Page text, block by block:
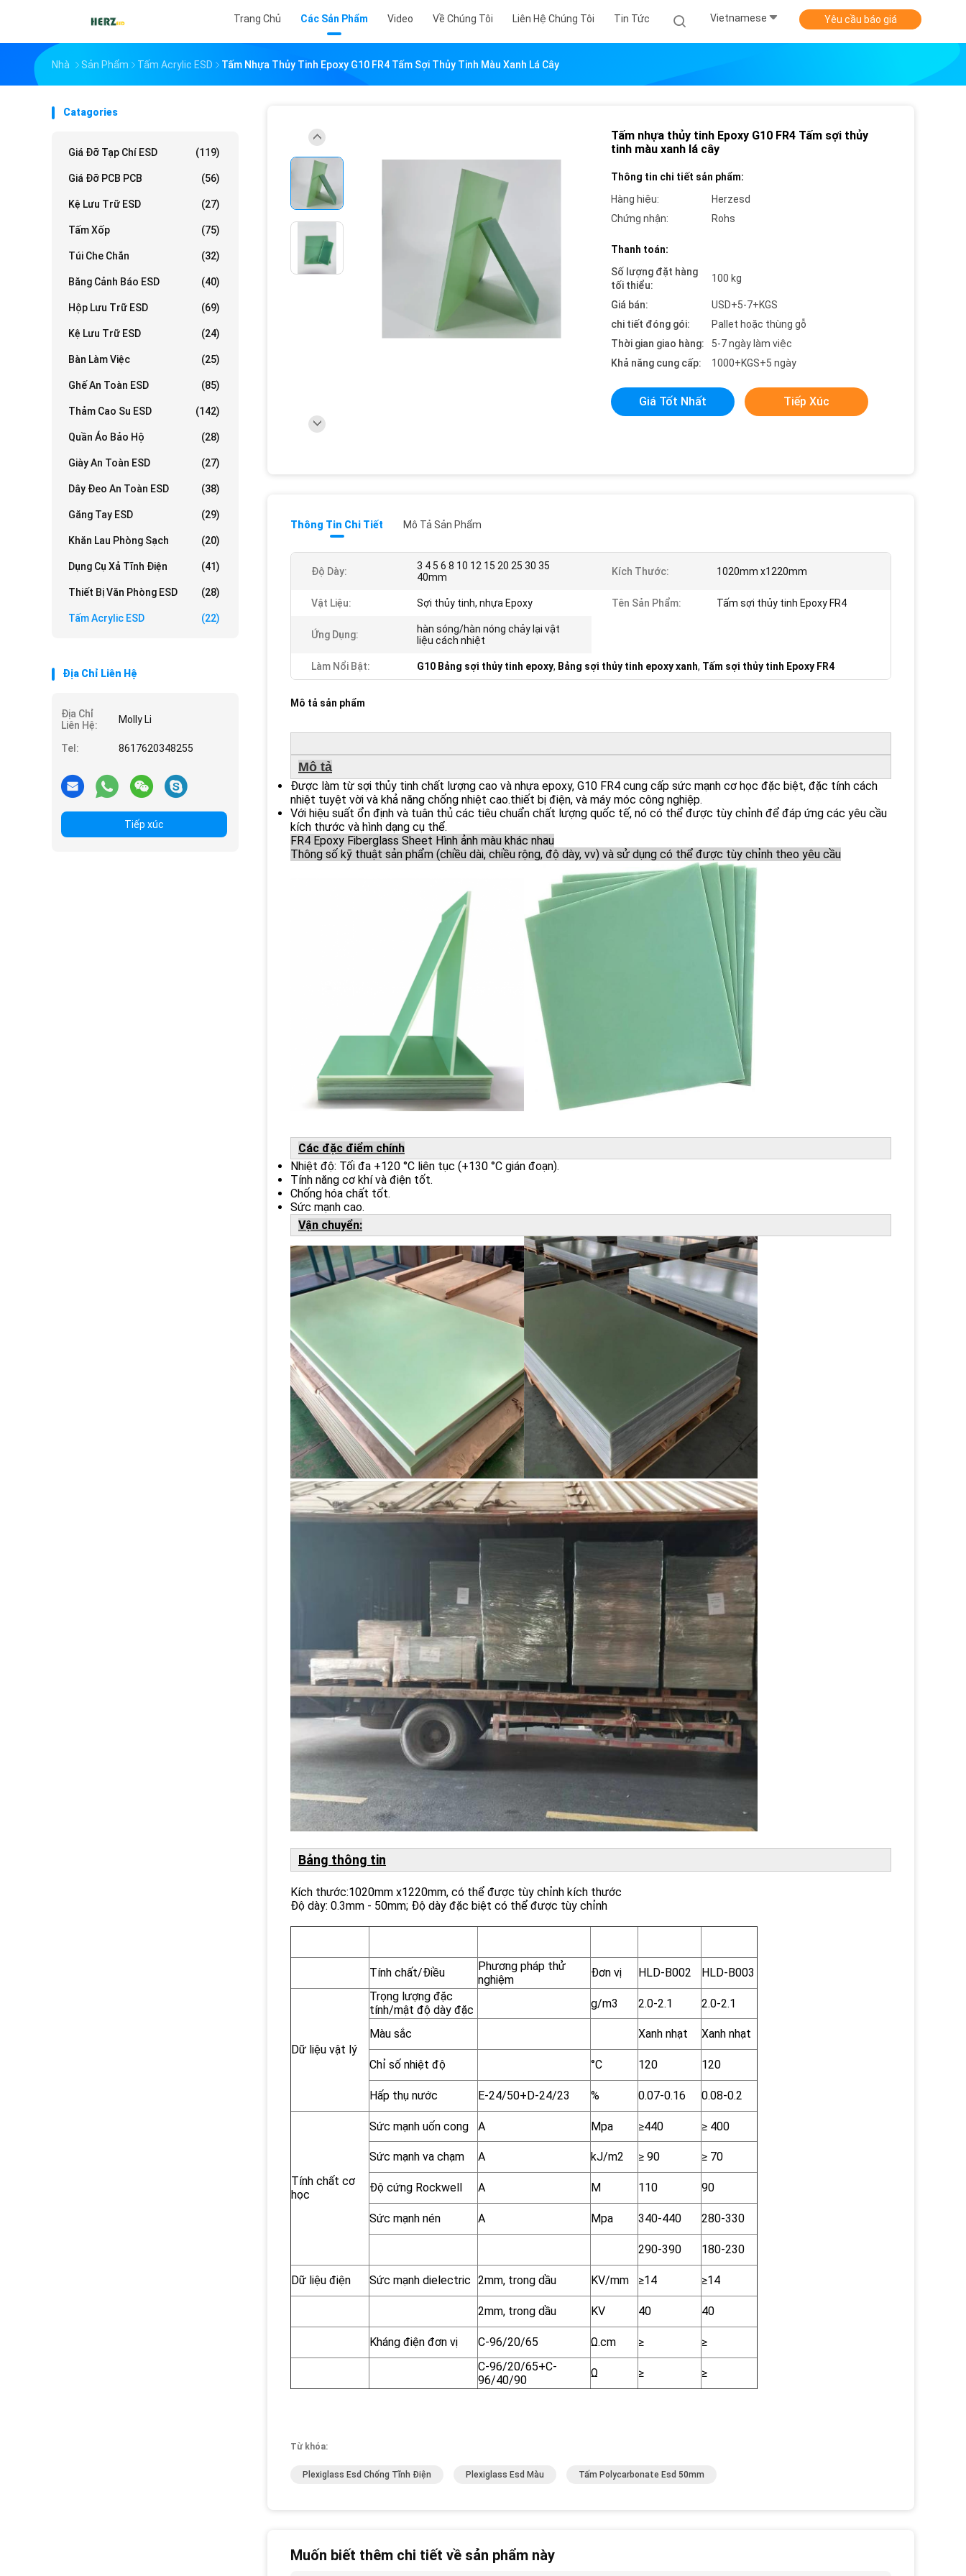
Trang Chủ Các Sản Phẩm Video Về Chúng Tôi Liên Hệ Chúng Tôi Tin Tức Vietnamese Yêu cầu báo giá
Nhà Sản Phẩm Tấm Acrylic ESD Tấm Nhựa Thủy Tinh Epoxy G10 FR4 Tấm Sợi Thủy Tinh Màu Xanh Lá Cây
Catagories
Giá Đỡ Tạp Chí ESD (119)
Giá Đỡ PCB PCB (56)
Kệ Lưu Trữ ESD (27)
Tấm Xốp (75)
Túi Che Chắn (32)
Băng Cảnh Báo ESD (40)
Hộp Lưu Trữ ESD (69)
Kệ Lưu Trữ ESD (24)
Bàn Làm Việc (25)
Ghế An Toàn ESD (85)
Thảm Cao Su ESD (142)
Quần Áo Bảo Hộ (28)
Giày An Toàn ESD (27)
Dây Đeo An Toàn ESD (38)
Găng Tay ESD (29)
Khăn Lau Phòng Sạch (20)
Dụng Cụ Xả Tĩnh Điện (41)
Thiết Bị Văn Phòng ESD (28)
Tấm Acrylic ESD (22)
Địa Chỉ Liên Hệ
Địa Chỉ
Liên Hệ:
Molly Li
Tel: 8617620348255
Tiếp xúc
Tấm nhựa thủy tinh Epoxy G10 FR4 Tấm sợi thủy
tinh màu xanh lá cây
Thông tin chi tiết sản phẩm:
Hàng hiệu:
Herzesd
Chứng nhận:
Rohs
Thanh toán:
Số lượng đặt hàng
tối thiểu:
100 kg
Giá bán:
USD+5-7+KGS
chi tiết đóng gói:
Pallet hoặc thùng gỗ
Thời gian giao hàng:
5-7 ngày làm việc
Khả năng cung cấp:
1000+KGS+5 ngày
Giá Tốt Nhất Tiếp Xúc
Thông Tin Chi Tiết Mô Tả Sản Phẩm
Độ Dày:
3 4 5 6 8 10 12 15 20 25 30 35
40mm
Kích Thước: 1020mm x1220mm
Vật Liệu: Sợi thủy tinh, nhựa Epoxy Tên Sản Phẩm: Tấm sợi thủy tinh Epoxy FR4
Ứng Dụng:
hàn sóng/hàn nóng chảy lại vật
liệu cách nhiệt
Làm Nổi Bật: G10 Bảng sợi thủy tinh epoxy, Bảng sợi thủy tinh epoxy xanh, Tấm sợi thủy tinh Epoxy FR4
Mô tả sản phẩm
Mô tả
Được làm từ sợi thủy tinh chất lượng cao và nhựa epoxy, G10 FR4 cung cấp sức mạnh cơ học đặc biệt, đặc tính cách
nhiệt tuyệt vời và khả năng chống nhiệt cao.thiết bị điện, và máy móc công nghiệp.
Với hiệu suất ổn định và tuân thủ các tiêu chuẩn chất lượng quốc tế, nó có thể được tùy chỉnh để đáp ứng các yêu cầu
kích thước và hình dạng cụ thể.
FR4 Epoxy Fiberglass Sheet Hình ảnh màu khác nhau
Thông số kỹ thuật sản phẩm (chiều dài, chiều rộng, độ dày, vv) và sử dụng có thể được tùy chỉnh theo yêu cầu
Các đặc điểm chính
Nhiệt độ: Tối đa +120 °C liên tục (+130 °C gián đoạn).
Tính năng cơ khí và điện tốt.
Chống hóa chất tốt.
Sức mạnh cao.
Vận chuyển:
Bảng thông tin
Kích thước:1020mm x1220mm, có thể được tùy chỉnh kích thước
Độ dày: 0.3mm - 50mm; Độ dày đặc biệt có thể được tùy chỉnh
Tính chất/Điều
Phương pháp thử
nghiệm
Đơn vị HLD-B002 HLD-B003
Dữ liệu vật lý
Trọng lượng đặc
tính/mật độ dày đặc
g/m3 2.0-2.1 2.0-2.1
Màu sắc Xanh nhạt Xanh nhạt
Chỉ số nhiệt độ °C 120 120
Hấp thụ nước E-24/50+D-24/23 % 0.07-0.16 0.08-0.2
Tính chất cơ
học
Sức mạnh uốn cong A Mpa ≥440 ≥ 400
Sức mạnh va chạm A kJ/m2 ≥ 90 ≥ 70
Độ cứng Rockwell A M 110 90
Sức mạnh nén A Mpa 340-440 280-330
290-390 180-230
Dữ liệu điện Sức mạnh dielectric 2mm, trong dầu KV/mm ≥14 ≥14
2mm, trong dầu KV 40 40
Kháng điện đơn vị C-96/20/65 Ω.cm ≥
≥
C-96/20/65+C-
96/40/90
Ω ≥ ≥
Từ khóa:
Plexiglass Esd Chống Tĩnh Điện Plexiglass Esd Màu Tấm Polycarbonate Esd 50mm
Muốn biết thêm chi tiết về sản phẩm này